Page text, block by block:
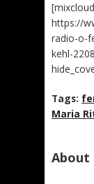
[mixcloud
https://
radio-o-
kehl-
Tags:
Maria
About